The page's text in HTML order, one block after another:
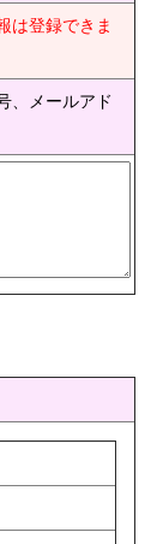
は登録できま
、メールアド